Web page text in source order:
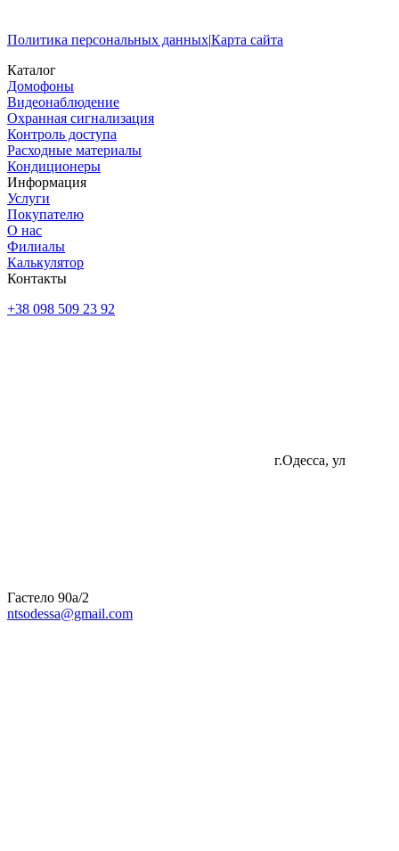
Политика персональных данных|Карта сайта
Каталог
Домофоны
Видеонаблюдение
Охранная сигнализация
Контроль доступа
Расходные материалы
Кондиционеры
Информация
Услуги
Покупателю
О нас
Филиалы
Калькулятор
Контакты
+38 098 509 23 92
г.Одесса, ул
Гастело 90а/2
ntsodessa@gmail.com